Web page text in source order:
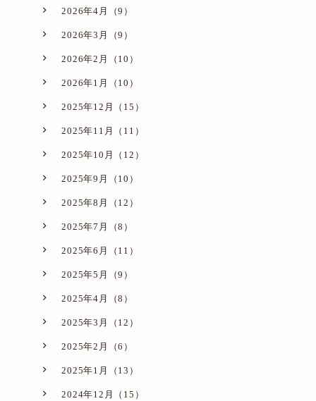
2026年4月（9）
2026年3月（9）
2026年2月（10）
2026年1月（10）
2025年12月（15）
2025年11月（11）
2025年10月（12）
2025年9月（10）
2025年8月（12）
2025年7月（8）
2025年6月（11）
2025年5月（9）
2025年4月（8）
2025年3月（12）
2025年2月（6）
2025年1月（13）
2024年12月（15）